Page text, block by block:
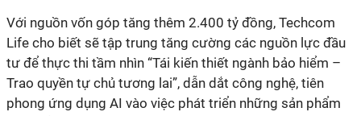
Với nguồn vốn góp tăng thêm 2.400 tỷ đồng, Techcom
Life cho biết sẽ tập trung tăng cường các nguồn lực đầu
tư để thực thi tầm nhìn “Tái kiến thiết ngành bảo hiểm –
Trao quyền tự chủ tương lai”, dẫn dắt công nghệ, tiên
phong ứng dụng AI vào việc phát triển những sản phẩm